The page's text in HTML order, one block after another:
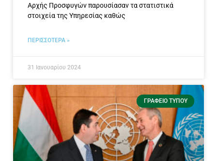
Αρχής Προσφυγών παρουσίασαν τα στατιστικά
στοιχεία της Υπηρεσίας καθώς
ΠΕΡΙΣΣΟΤΕΡΑ »
31 Ιανουαρίου 2024
ΓΡΑΦΕΊΟ ΤΎΠΟΥ